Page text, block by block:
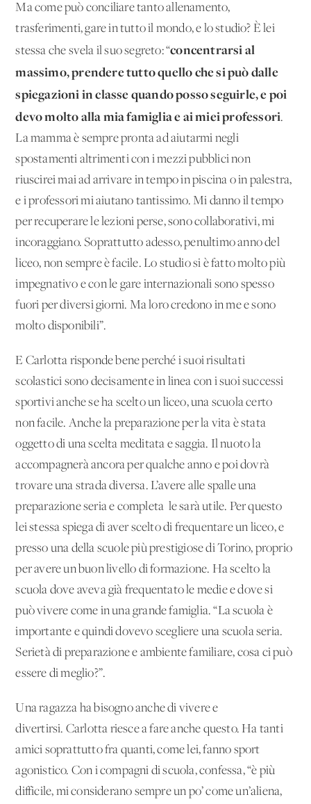
Ma come può conciliare tanto allenamento,
trasferimenti, gare in tutto il mondo, e lo studio? È lei
stessa che svela il suo segreto: “concentrarsi al
massimo, prendere tutto quello che si può dalle
spiegazioni in classe quando posso seguirle, e poi
devo molto alla mia famiglia e ai miei professori.
La mamma è sempre pronta ad aiutarmi negli
spostamenti altrimenti con i mezzi pubblici non
riuscirei mai ad arrivare in tempo in piscina o in palestra,
e i professori mi aiutano tantissimo. Mi danno il tempo
per recuperare le lezioni perse, sono collaborativi, mi
incoraggiano. Soprattutto adesso, penultimo anno del
liceo, non sempre è facile. Lo studio si è fatto molto più
impegnativo e con le gare internazionali sono spesso
fuori per diversi giorni. Ma loro credono in me e sono
molto disponibili”.
E Carlotta risponde bene perché i suoi risultati
scolastici sono decisamente in linea con i suoi successi
sportivi anche se ha scelto un liceo, una scuola certo
non facile. Anche la preparazione per la vita è stata
oggetto di una scelta meditata e saggia. Il nuoto la
accompagnerà ancora per qualche anno e poi dovrà
trovare una strada diversa. L’avere alle spalle una
preparazione seria e completa le sarà utile. Per questo
lei stessa spiega di aver scelto di frequentare un liceo, e
presso una della scuole più prestigiose di Torino, proprio
per avere un buon livello di formazione. Ha scelto la
scuola dove aveva già frequentato le medie e dove si
può vivere come in una grande famiglia. “La scuola è
importante e quindi dovevo scegliere una scuola seria.
Serietà di preparazione e ambiente familiare, cosa ci può
essere di meglio?”.
Una ragazza ha bisogno anche di vivere e
divertirsi. Carlotta riesce a fare anche questo. Ha tanti
amici soprattutto fra quanti, come lei, fanno sport
agonistico. Con i compagni di scuola, confessa, “è più
difficile, mi considerano sempre un po’ come un’aliena,